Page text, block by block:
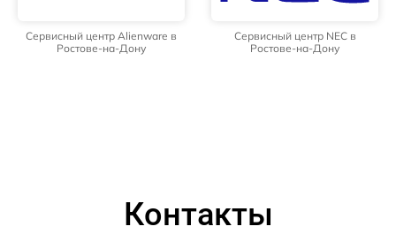
Сервисный центр Alienware в
Ростове-на-Дону
Сервисный центр NEC в
Ростове-на-Дону
Контакты